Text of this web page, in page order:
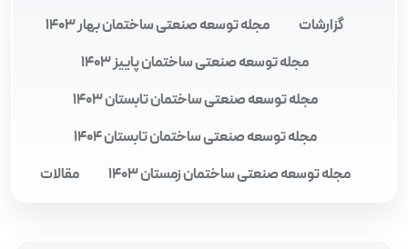
گزارشات
مجله توسعه صنعتی ساختمان بهار 1403
مجله توسعه صنعتی ساختمان پاییز 1403
مجله توسعه صنعتی ساختمان تابستان 1403
مجله توسعه صنعتی ساختمان تابستان 1404
مجله توسعه صنعتی ساختمان زمستان 1403
مقالات